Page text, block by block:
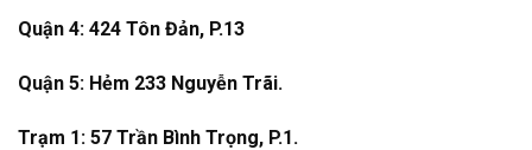
Quận 4: 424 Tôn Đản, P.13
Quận 5: Hẻm 233 Nguyễn Trãi.
Trạm 1: 57 Trần Bình Trọng, P.1.